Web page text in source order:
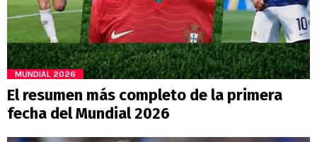
MUNDIAL 2026
El resumen más completo de la primera
fecha del Mundial 2026